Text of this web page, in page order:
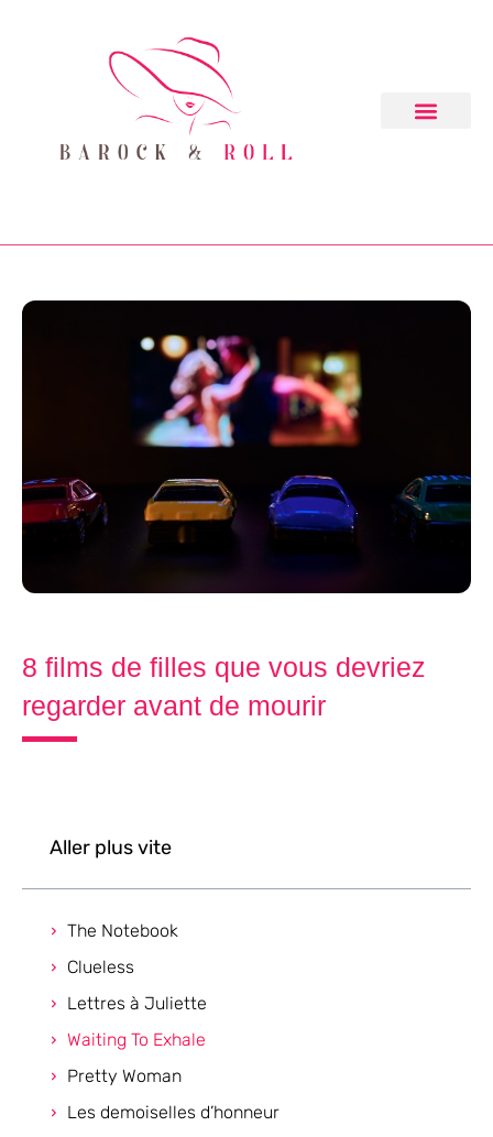
8 films de filles que vous devriez
regarder avant de mourir
Aller plus vite
The Notebook
Clueless
Lettres à Juliette
Waiting To Exhale
Pretty Woman
Les demoiselles d’honneur